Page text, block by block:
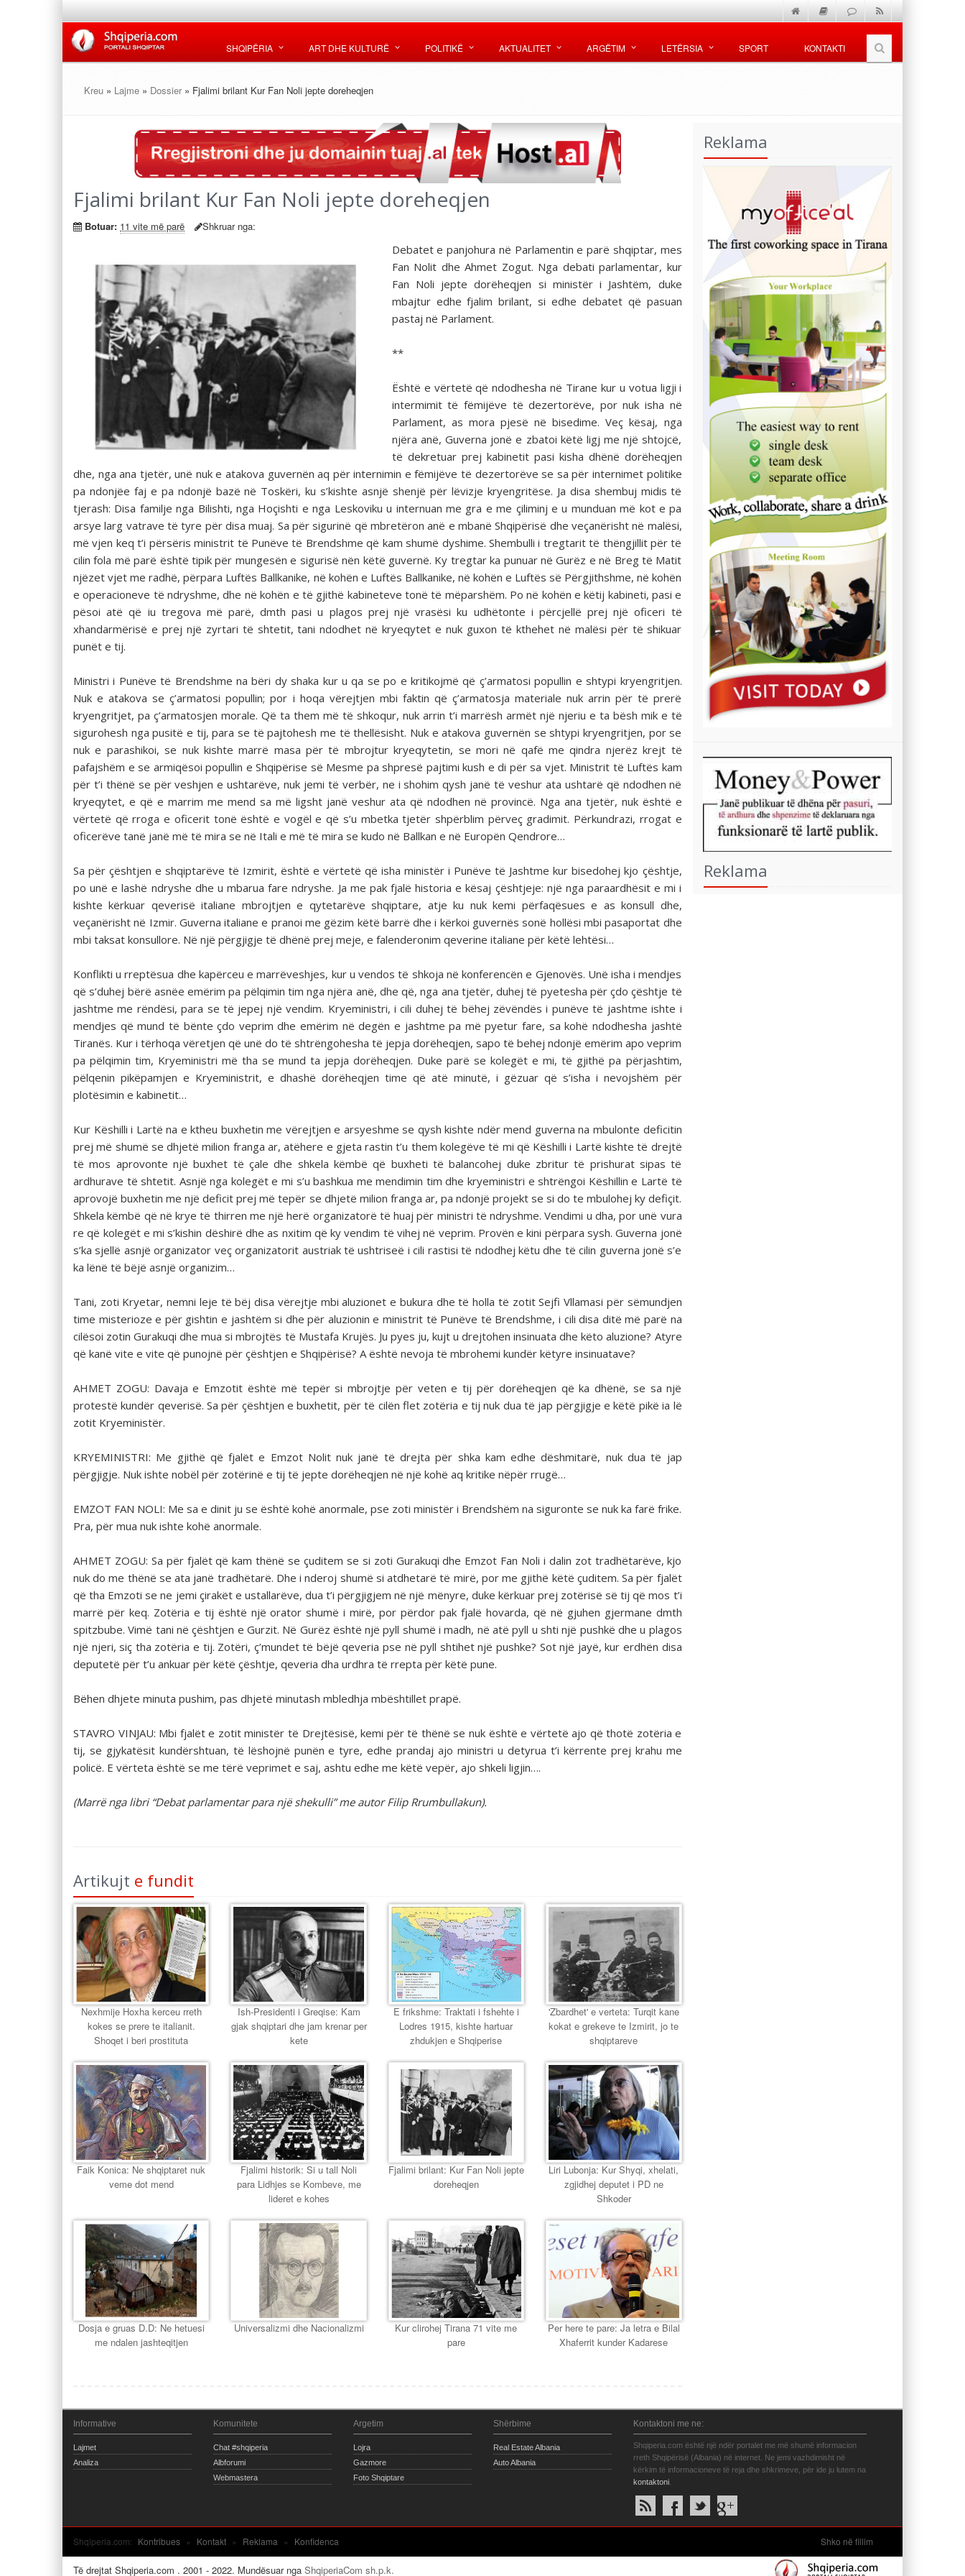
SHQIPËRIA ART DHE KULTURË POLITIKË AKTUALITET ARGËTIM LETËRSIA SPORT KONTAKTI
Kreu » Lajme » Dossier » Fjalimi brilant Kur Fan Noli jepte doreheqjen
Fjalimi brilant Kur Fan Noli jepte doreheqjen
Botuar: 11 vite më parë Shkruar nga:
Debatet e panjohura në Parlamentin e parë shqiptar, mes
Fan Nolit dhe Ahmet Zogut. Nga debati parlamentar, kur
Fan Noli jepte dorëheqjen si ministër i Jashtëm, duke
mbajtur edhe fjalim brilant, si edhe debatet që pasuan
pastaj në Parlament.
**
Është e vërtetë që ndodhesha në Tirane kur u votua ligji i
intermimit të fëmijëve të dezertorëve, por nuk isha në
Parlament, as mora pjesë në bisedime. Veç kësaj, nga
njëra anë, Guverna jonë e zbatoi këtë ligj me një shtojcë,
të dekretuar prej kabinetit pasi kisha dhënë dorëheqjen
dhe, nga ana tjetër, unë nuk e atakova guvernën aq për interni­min e fëmijëve të dezertorëve se sa për internimet politike
pa ndonjëe faj e pa ndonjë bazë në Toskëri, ku s’kishte asnjë shenjë për lëvizje kryengritëse. Ja disa shembuj midis të
tjerash: Disa familje nga Bilishti, nga Hoçishti e nga Les­koviku u internuan me gra e me çiliminj e u munduan më kot e pa
arsye larg vatrave të tyre për disa muaj. Sa për sigurinë që mbretëron anë e mbanë Shqipërisë dhe veçanërisht në malësi,
më vjen keq t’i përsëris ministrit të Punëve të Brendshme që kam shumë dyshime. Shembulli i tregtarit të thëngjillit për të
cilin fola më parë është tipik për mungesën e sigurisë nën këtë guvernë. Ky tregtar ka punuar në Gurëz e në Breg të Matit
njëzet vjet me radhë, përpara Luftës Ballkanike, në kohën e Luftës Ballkanike, në kohën e Luftës së Përgjithshme, në kohën
e operacione­ve të ndryshme, dhe në kohën e të gjithë kabineteve tonë të mëparshëm. Po në kohën e këtij kabineti, pasi e
pësoi atë që iu tregova më parë, dmth pasi u plagos prej një vrasësi ku udhëtonte i përcjellë prej një oficeri të
xhandarmërisë e prej një zyrtari të shtetit, tani ndodhet në kryeqytet e nuk guxon të kthehet në malësi për të shikuar
punët e tij.
Ministri i Punëve të Brendshme na bëri dy shaka kur u qa se po e kritikojmë që ç’armatosi popullin e shtypi kry­engritjen.
Nuk e atakova se ç’armatosi popullin; por i hoqa vërejtjen mbi faktin që ç’armatosja materiale nuk arrin për të prerë
kryengritjet, pa ç’armatosjen morale. Që ta them më të shkoqur, nuk arrin t’i marrësh armët një njeriu e ta bësh mik e të
sigurohesh nga pusitë e tij, para se të pajtohesh me të thellësisht. Nuk e atakova guvernën se shtypi kryengritjen, por se
nuk e parashikoi, se nuk kishte marrë masa për të mbrojtur kryeqytetin, se mori në qafë me qindra njerëz krejt të
pafajshëm e se armiqësoi popullin e Shqipërise së Mesme pa shpresë pajtimi kush e di për sa vjet. Ministrit të Luftës kam
për t’i thënë se për veshjen e ushtarëve, nuk jemi të verbër, ne i shohim qysh janë të ve­shur ata ushtarë që ndodhen në
kryeqytet, e që e marrim me mend sa më ligsht janë veshur ata që ndodhen në provincë. Nga ana tjetër, nuk është e
vërtetë që rroga e oficerit tonë është e vogël e që s’u mbetka tjetër shpërblim përveç grad­imit. Përkundrazi, rrogat e
oficerëve tanë janë më të mira se në Itali e më të mira se kudo në Ballkan e në Europën Qendrore…
Sa për çështjen e shqiptarëve të Izmirit, është e vër­tetë që isha ministër i Punëve të Jashtme kur bisedohej kjo çështje,
po unë e lashë ndryshe dhe u mbarua fare ndry­she. Ja me pak fjalë historia e kësaj çështjeje: një nga para­ardhësit e mi i
kishte kërkuar qeverisë italiane mbrojtjen e qytetarëve shqiptare, atje ku nuk kemi përfaqësues e as konsull dhe,
veçanërisht në Izmir. Guverna italiane e pra­noi me gëzim këtë barrë dhe i kërkoi guvernës sonë hollësi mbi pasaportat dhe
mbi taksat konsullore. Në një përgjigje të dhënë prej meje, e falenderonim qeverine italiane për këtë lehtësi…
Konflikti u rreptësua dhe kapërceu e marrëveshjes, kur u vendos të shkoja në konferencën e Gjenovës. Unë isha i mendjes
që s’duhej bërë asnëe emërim pa pëlqimin tim nga njëra anë, dhe që, nga ana tjetër, duhej të pyetesha për çdo çështje të
jashtme me rëndësi, para se të jepej një vendim. Kryeministri, i cili duhej të bëhej zëvëndës i punëve të jashtme ishte i
mendjes që mund të bënte çdo veprim dhe emërim në degën e jashtme pa më pyetur fare, sa kohë ndodhesha jashtë
Tiranës. Kur i tërhoqa vëretjen që unë do të shtrëngohesha të jepja dorëheqjen, sapo të behej ndonjë emërim apo veprim
pa pëlqimin tim, Kryeministri më tha se mund ta jepja dorëheqjen. Duke parë se kolegët e mi, të gjithë pa përjashtim,
pëlqenin pikëpamjen e Kryeministrit, e dhashë dorëheqjen time që atë minutë, i gëzuar që s’isha i nevojshëm për
plotësimin e kabinetit…
Kur Këshilli i Lartë na e ktheu buxhetin me vërejtjen e arsyeshme se qysh kishte ndër mend guverna na mbulonte deficitin
prej më shumë se dhjetë milion franga ar, atëhere e gjeta rastin t’u them kolegëve të mi që Këshilli i Lartë kishte të drejtë
të mos aprovonte një buxhet të çale dhe shkela këmbë që buxheti të balancohej duke zbritur të pri­shurat sipas të
ardhurave të shtetit. Asnjë nga kolegët e mi s’u bashkua me mendimin tim dhe kryeministri e shtrëngoi Këshillin e Lartë të
aprovojë buxhetin me një deficit prej më tepër se dhjetë milion franga ar, pa ndonjë projekt se si do te mbulohej ky defiçit.
Shkela këmbë që në krye të thirren me një herë or­ganizatorë të huaj për ministri të ndryshme. Vendimi u dha, por unë vura
re që kolegët e mi s’kishin dëshirë dhe as nxi­tim që ky vendim të vihej në veprim. Provën e kini përpara sysh. Guverna jonë
s’ka sjellë asnjë organizator veç organi­zatorit austriak të ushtriseë i cili rastisi të ndodhej këtu dhe të cilin guverna jonë s’e
ka lënë të bëjë asnjë organizim…
Tani, zoti Kryetar, nemni leje të bëj disa vërejtje mbi aluzionet e bukura dhe të holla të zotit Sejfi Vllamasi për sëmundjen
time misterioze e për gishtin e jashtëm si dhe për aluzionin e ministrit të Punëve të Brendshme, i cili disa ditë më parë na
cilësoi zotin Gurakuqi dhe mua si mbrojtës të Mustafa Krujës. Ju pyes ju, kujt u drejtohen insinuata dhe këto aluzione? Atyre
që kanë vite e vite që punojnë për çështjen e Shqipërisë? A është nevoja të mbrohemi kundër këtyre insinuatave?
AHMET ZOGU: Davaja e Emzotit është më tepër si mbrojtje për veten e tij për dorëheqjen që ka dhënë, se sa një
protestë kundër qeverisë. Sa për çështjen e buxhetit, për të cilën flet zotëria e tij nuk dua të jap përgjigje e këtë pikë ia lë
zotit Kryeministër.
KRYEMINISTRI: Me gjithë që fjalët e Emzot Nolit nuk janë të drejta për shka kam edhe dëshmitarë, nuk dua të jap
përgjigje. Nuk ishte nobël për zotërinë e tij të jepte dorëheqjen në një kohë aq kritike nëpër rrugë…
EMZOT FAN NOLI: Me sa e dinit ju se është kohë anormale, pse zoti ministër i Brendshëm na siguronte se nuk ka farë frike.
Pra, për mua nuk ishte kohë anormale.
AHMET ZOGU: Sa për fjalët që kam thënë se çu­ditem se si zoti Gurakuqi dhe Emzot Fan Noli i dalin zot tradhëtarëve, kjo
nuk do me thënë se ata janë tradhëtarë. Dhe i nderoj shumë si atdhetarë të mirë, por me gjithë këtë çuditem. Sa për fjalët
që tha Emzoti se ne jemi çirakët e ustallarëve, dua t’i përgjigjem në një mënyre, duke kërkuar prej zotërisë së tij që mos t’i
marrë për keq. Zotëria e tij është një orator shumë i mirë, por përdor pak fjalë hovarda, që në gjuhen gjermane dmth
spitzbube. Vimë tani në çështjen e Gurzit. Në Gurëz është një pyll shumë i madh, në atë pyll u shti një pushkë dhe u plagos
një njeri, siç tha zotëria e tij. Zotëri, ç’mundet të bëjë qeveria pse në pyll shtihet një pushke? Sot një jayë, kur erdhën disa
deputetë për t’u ankuar për këtë çështje, qeveria dha urdhra të rrepta për këtë pune.
Bëhen dhjete minuta pushim, pas dhjetë minutash mbledhja mbështillet prapë.
STAVRO VINJAU: Mbi fjalët e zotit ministër të Dre­jtësisë, kemi për të thënë se nuk është e vërtetë ajo që thotë zotëria e
tij, se gjykatësit kundërshtuan, të lëshojnë punën e tyre, edhe prandaj ajo ministri u detyrua t’i kërrente prej krahu me
policë. E vërteta është se me tërë veprimet e saj, ashtu edhe me këtë vepër, ajo shkeli ligjin….
(Marrë nga libri “Debat parlamentar para një shekulli” me autor Filip Rrumbullakun).
Artikujt e fundit
Nexhmije Hoxha kerceu rreth
kokes se prere te italianit.
Shoqet i beri prostituta
Ish-Presidenti i Greqise: Kam
gjak shqiptari dhe jam krenar per
kete
E frikshme: Traktati i fshehte i
Lodres 1915, kishte hartuar
zhdukjen e Shqiperise
'Zbardhet' e verteta: Turqit kane
kokat e grekeve te Izmirit, jo te
shqiptareve
Faik Konica: Ne shqiptaret nuk
veme dot mend
Fjalimi historik: Si u tall Noli
para Lidhjes se Kombeve, me
lideret e kohes
Fjalimi brilant: Kur Fan Noli jepte
doreheqjen
Liri Lubonja: Kur Shyqi, xhelati,
zgjidhej deputet i PD ne
Shkoder
Dosja e gruas D.D: Ne hetuesi
me ndalen jashteqitjen
Universalizmi dhe Nacionalizmi
Kur clirohej Tirana 71 vite me
pare
Per here te pare: Ja letra e Bilal
Xhaferrit kunder Kadarese
Reklama
Reklama
Informative
Lajmet
Analiza
Komunitete
Chat #shqiperia
Albforumi
Webmastera
Argetim
Lojra
Gazmore
Foto Shqiptare
Shërbime
Real Estate Albania
Auto Albania
Kontaktoni me ne:
Shqiperia.com është një ndër portalet me më shumë informacion
rreth Shqipërisë (Albania) në internet. Ne jemi vazhdimisht në
kërkim të informacioneve të reja dhe shkrimeve, për ide ju lutem na
kontaktoni
Shqiperia.com: Kontribues » Kontakt » Reklama » Konfidenca Shko në fillim
Të drejtat Shqiperia.com . 2001 - 2022. Mundësuar nga ShqiperiaCom sh.p.k.